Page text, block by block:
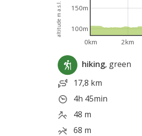
altitude m a.s.l.
0km 2km
100m
150m
hiking, green
17,8 km
4h 45min
48 m
68 m